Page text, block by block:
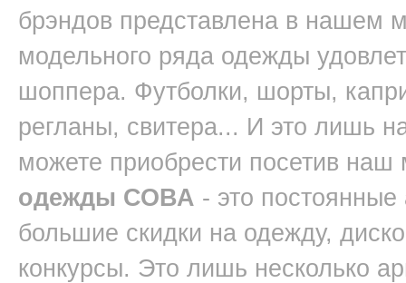
брэндов представлена в нашем
модельного ряда одежды
шоппера. Футболки, шорты,
регланы, свитера... И это лишь
можете приобрести посетив
одежды СОВА - это
большие скидки на одежду,
конкурсы. Это лишь несколько